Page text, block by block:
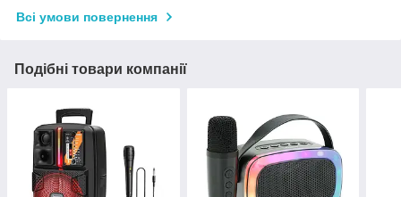
Всі умови повернення
Подібні товари компанії